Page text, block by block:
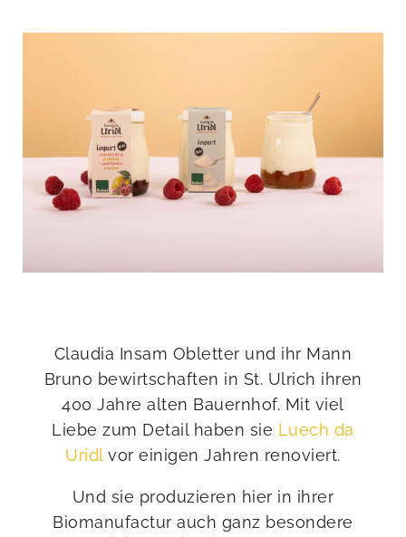
Claudia Insam Obletter und ihr Mann
Bruno bewirtschaften in St. Ulrich ihren
400 Jahre alten Bauernhof. Mit viel
Liebe zum Detail haben sie Luech da
Uridlvor einigen Jahren renoviert.
Und sie produzieren hier in ihrer
Biomanufactur auch ganz besondere